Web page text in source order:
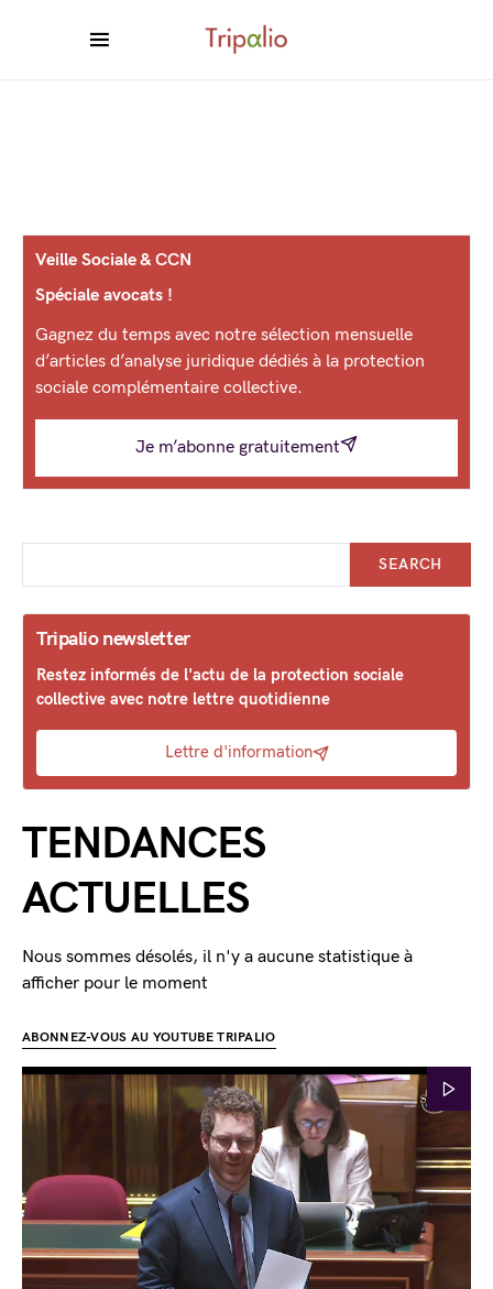
Veille Sociale & CCN
Spéciale avocats !
Gagnez du temps avec notre sélection mensuelle
d’articles d’analyse juridique dédiés à la protection
sociale complémentaire collective.
Je m’abonne gratuitement
SEARCH
Tripalio newsletter
Restez informés de l'actu de la protection sociale
collective avec notre lettre quotidienne
Lettre d'information
TENDANCES
ACTUELLES
Nous sommes désolés, il n'y a aucune statistique à
afficher pour le moment
ABONNEZ-VOUS AU YOUTUBE TRIPALIO